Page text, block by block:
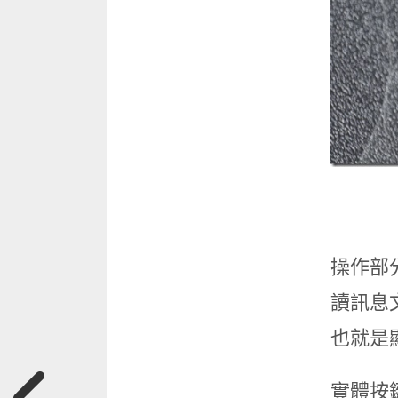
操作部
讀訊息
也就是
實體按